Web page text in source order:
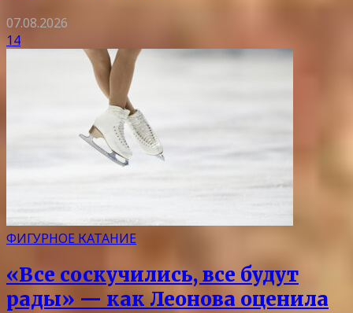
07.08.2026
14
ФИГУРНОЕ КАТАНИЕ
«Все соскучились, все будут
рады» — как Леонова оценила